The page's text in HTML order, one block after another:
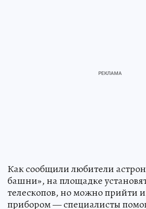
Как сообщили любители
башни», на площадке
телескопов, но можно прийти
прибором — специалисты